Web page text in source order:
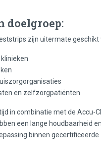
doelgroep:
zijn uitermate geschikt
en zelfzorgpatiënten
in combinatie met de Accu-
een lange houdbaarheid
binnen gecertificeerde